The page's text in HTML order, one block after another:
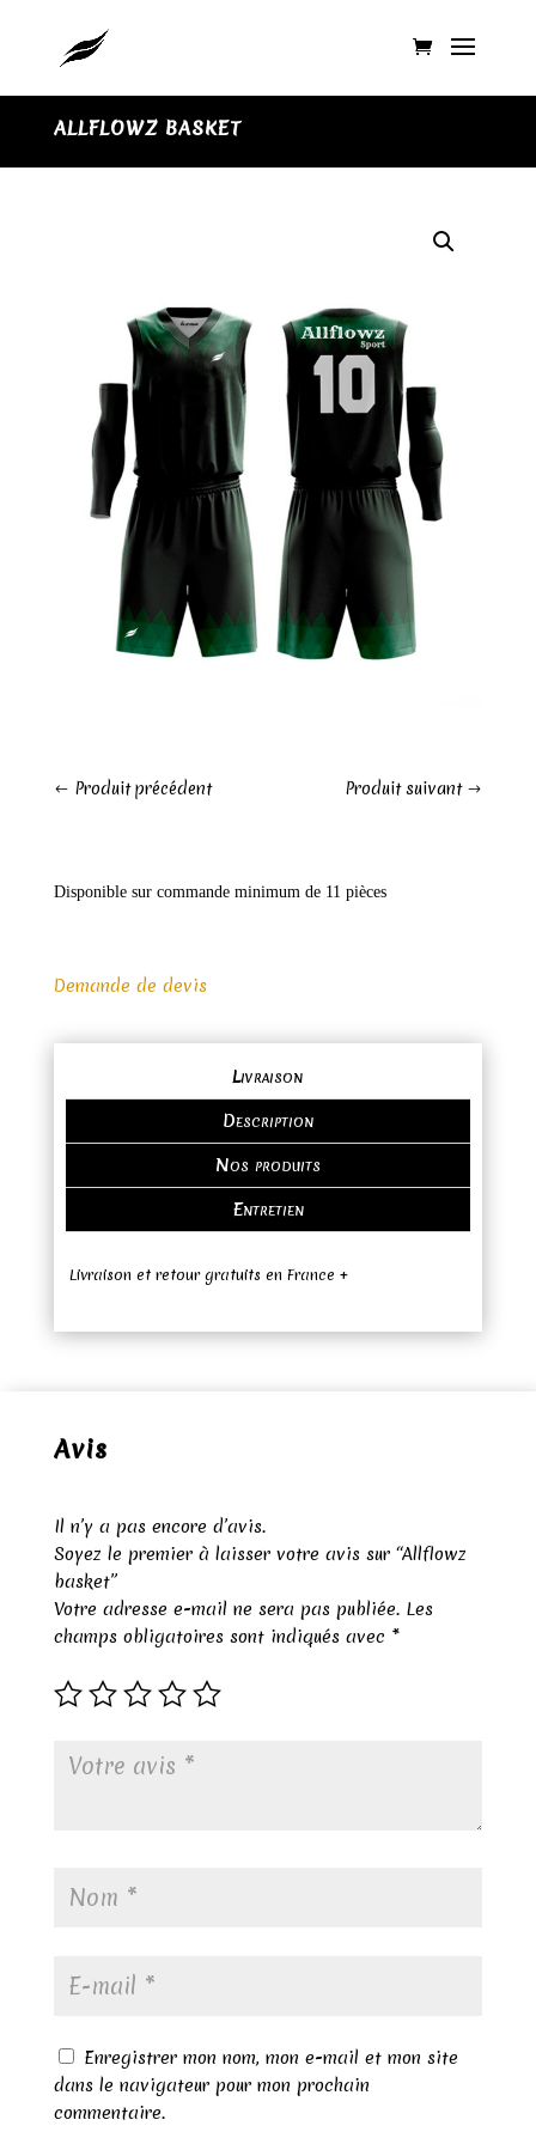
ALLFLOWZ BASKET
Produit précédent Produit suivant
Disponible sur commande minimum de 11 pièces
Demande de devis
Livraison
Description
Nos produits
Entretien
Livraison et retour gratuits en France +
Avis
Il n’y a pas encore d’avis.
Soyez le premier à laisser votre avis sur “Allflowz
basket”
Votre adresse e-mail ne sera pas publiée. Les
champs obligatoires sont indiqués avec *
Enregistrer mon nom, mon e-mail et mon site
dans le navigateur pour mon prochain
commentaire.